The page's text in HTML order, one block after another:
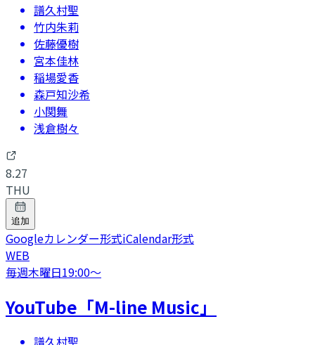
譜久村聖
竹内朱莉
佐藤優樹
宮本佳林
稲場愛香
森戸知沙希
小関舞
浅倉樹々
8.27
THU
追加
Googleカレンダー形式iCalendar形式
WEB
毎週木曜日19:00〜
YouTube「M-line Music」
譜久村聖